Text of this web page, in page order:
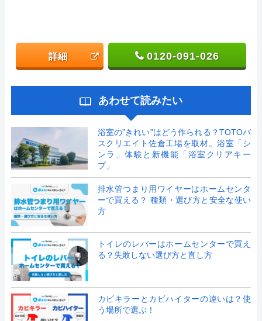
詳細 0120-091-026
あわせて読みたい
浴室の”きれい”はどう作られる？TOTOバ
スクリエイト佐倉工場を取材。浴室「シ
ンラ」体験と新機能「浴室クリアキー
プ」
排水管つまり用ワイヤーはホームセンタ
ーで買える？ 種類・選び方と安全な使い
方
トイレのレバーはホームセンターで買え
る？失敗しない選び方と直し方
カビキラーとカビハイターの違いは？使
う場所で選ぶ！